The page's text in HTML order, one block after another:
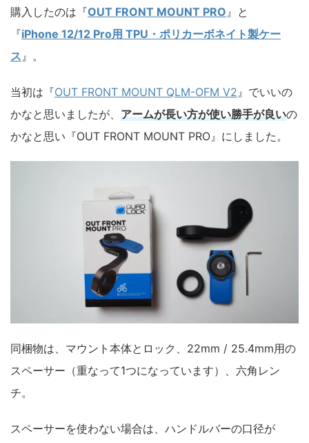
購入したのは『OUT FRONT MOUNT PRO』と
『iPhone 12/12 Pro用 TPU・ポリカーボネイト製ケー
ス』。
当初は『OUT FRONT MOUNT QLM-OFM V2』でいいの
かなと思いましたが、 アームが長い方が使い勝手が良いの
かなと思い『OUT FRONT MOUNT PRO』にしました。
同梱物は、マウント本体とロック、22mm / 25.4mm用の
スペーサー（重なって1つになっています）、六角レン
チ。
スペーサーを使わない場合は、ハンドルバーの口径が